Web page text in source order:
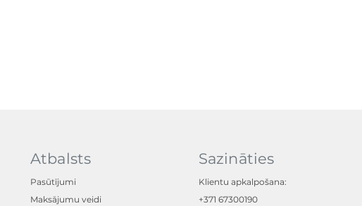
Atbalsts
Pasūtījumi
Maksājumu veidi
Sazināties
Klientu apkalpošana:
+371 67300190